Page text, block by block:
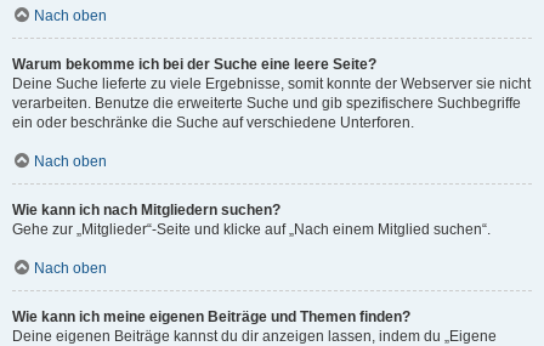
Nach oben
Warum bekomme ich bei der Suche eine leere Seite?
Deine Suche lieferte zu viele Ergebnisse, somit konnte der Webserver sie nicht
verarbeiten. Benutze die erweiterte Suche und gib spezifischere Suchbegriffe
ein oder beschränke die Suche auf verschiedene Unterforen.
Nach oben
Wie kann ich nach Mitgliedern suchen?
Gehe zur „Mitglieder“-Seite und klicke auf „Nach einem Mitglied suchen“.
Nach oben
Wie kann ich meine eigenen Beiträge und Themen finden?
Deine eigenen Beiträge kannst du dir anzeigen lassen, indem du „Eigene